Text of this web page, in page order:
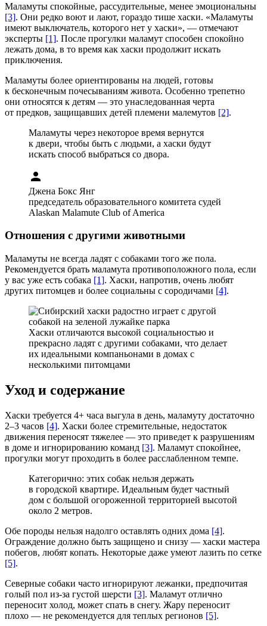
Маламуты спокойные, рассудительные, менее эмоциональны
[3]. Они редко воют и лают, гораздо тише хаски. «Маламуты
имеют выключатель, которого нет у хаски», — отмечают
эксперты [1]. После прогулки маламут способен спокойно
лежать дома, в то время как хаски продолжит искать
приключения.
Маламуты более ориентированы на людей, готовы
к бесконечным почесываниям живота. Особенно трепетно
они относятся к детям — это унаследованная черта
от предков, защищавших детей племени малемутов [2].
Маламуты через некоторое время вернутся
к двери, чтобы быть с людьми, а хаски будут
искать способ выбраться со двора.
person
Джена Бокс Янг
председатель образовательного комитета судей
Alaskan Malamute Club of America
Отношения с другими животными
Маламуты не всегда ладят с собаками того же пола.
Рекомендуется брать маламута противоположного пола, если
у вас уже есть собака [1]. Хаски, напротив, очень любят
других питомцев и более социальны с сородичами [4].
Хаски отличаются высокой социальностью и
прекрасно ладят с другими собаками, что делает
их идеальными компаньонами в домах с
несколькими питомцами
Уход и содержание
Хаски требуется 4+ часа выгула в день, маламуту достаточно
2–3 часов [4]. Хаски более стремительные, недостаток
движения переносят тяжелее — это приведет к разрушениям
в доме и игнорированию команд [3]. Маламут спокойнее,
прогулки могут проходить в более расслабленном темпе.
Категорично: этих собак нельзя держать
в городской квартире. Идеальным будет частный
дом с большой огороженной территорией высотой
около 2 метров.
Обе породы нельзя надолго оставлять одних дома [4].
Ограждение должно быть защищено и снизу — хаски мастера
побегов, любят копать. Некоторые даже умеют лазить по сетке
[5].
Северные собаки часто игнорируют лежанки, предпочитая
голый пол из-за густой шерсти [3]. Маламут отлично
переносит холод, может спать в снегу. Жару переносит
плохо — не рекомендуется для теплых регионов [5].